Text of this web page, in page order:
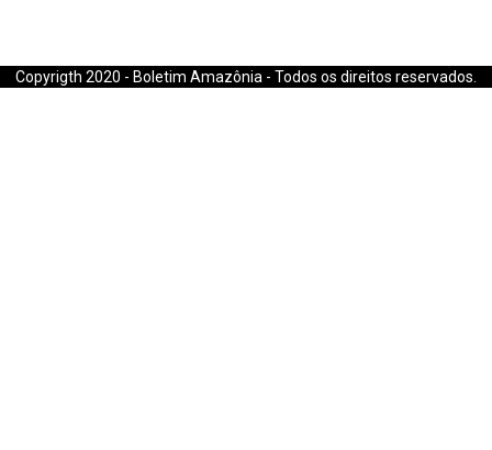
Copyrigth 2020 - Boletim Amazônia - Todos os direitos reservados.